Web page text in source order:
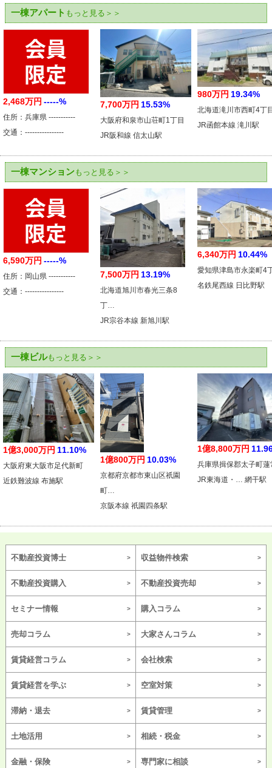
一棟アパート もっと見る＞＞
2,468万円 -----%
住所：兵庫県 -----------
交通：----------------
7,700万円 15.53%
大阪府和泉市山荘町1丁目
JR阪和線 信太山駅
980万円 19.34%
北海道滝川市西町4丁
JR函館本線 滝川駅
一棟マンションもっと見る＞＞
6,590万円 -----%
住所：岡山県 -----------
交通：----------------
7,500万円 13.19%
北海道旭川市春光三条8
丁…
JR宗谷本線 新旭川駅
6,340万円 10.44%
愛知県津島市永楽町4
名鉄尾西線 日比野駅
一棟ビルもっと見る＞＞
1億3,000万円 11.10%
大阪府東大阪市足代新町
近鉄難波線 布施駅
1億800万円 10.03%
京都府京都市東山区祇園
町…
京阪本線 祇園四条駅
1億8,800万円
兵庫県揖保郡太子町蓮
JR東海道・… 網干駅
不動産投資博士 収益物件検索
不動産投資購入 不動産投資売却
セミナー情報 購入コラム
売却コラム 大家さんコラム
賃貸経営コラム 会社検索
賃貸経営を学ぶ 空室対策
滞納・退去 賃貸管理
土地活用 相続・税金
金融・保険 専門家に相談